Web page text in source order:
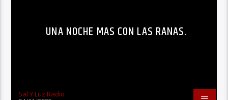
UNA NOCHE MAS CON LAS RANAS.
Sal Y Luz Radio